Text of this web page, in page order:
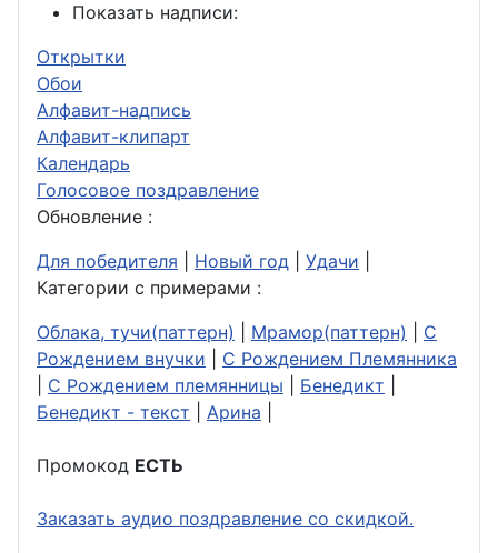
Показать надписи:
Открытки
Обои
Алфавит-надпись
Алфавит-клипарт
Календарь
Голосовое поздравление
Обновление :
Для победителя
Новый год Удачи
Категории с примерами :
Облака, тучи(паттерн)
Мрамор(паттерн)
С
Рождением внучки
С Рождением Племянника
С Рождением племянницы Бенедикт
Бенедикт - текст
Арина
Промокод ЕСТЬ
Заказать аудио поздравление со скидкой.